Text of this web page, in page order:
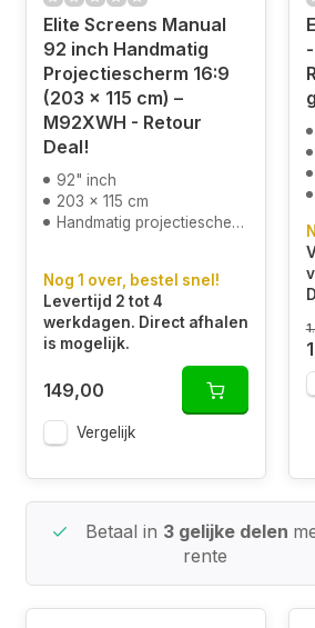
Elite Screens Manual
92 inch Handmatig
Projectiescherm 16:9
(203 x 115 cm) –
M92XWH - Retour
Deal!
92" inch
203 x 115 cm
Handmatig projectiescherm
Nog 1 over, bestel snel!
Levertijd 2 tot 4
werkdagen. Direct afhalen
is mogelijk.
149,00
Vergelijk
Betaal in 3 gelijke delen
rente